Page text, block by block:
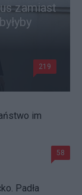
zamiast
219
im
58
Padła